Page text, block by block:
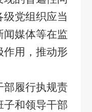
党组织应当
闻媒体等在监
作用，推动形
履行执规责
子和领导干部